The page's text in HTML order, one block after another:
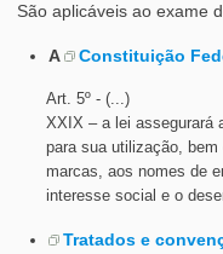
São aplicáveis ao exame
A Constituição
Art. 5º - (...)
XXIX – a lei assegurará
para sua utilização,
marcas, aos nomes de
interesse social e o
Tratados e